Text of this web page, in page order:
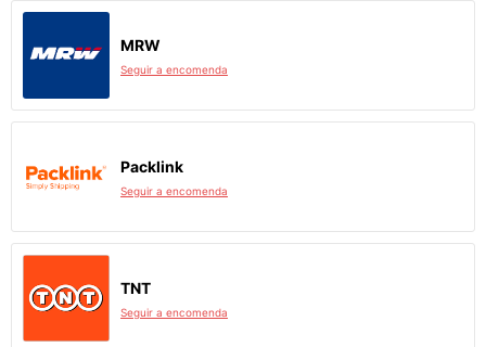
MRW
Seguir a encomenda
Packlink
Seguir a encomenda
TNT
Seguir a encomenda